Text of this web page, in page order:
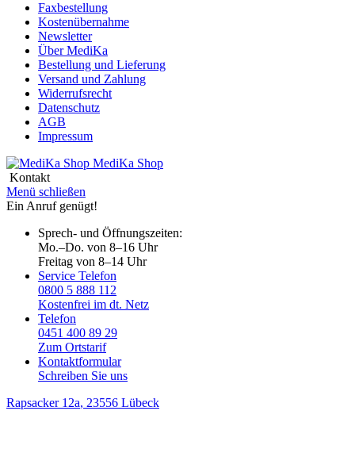
Faxbestellung
Kostenübernahme
Newsletter
Über MediKa
Bestellung und Lieferung
Versand und Zahlung
Widerrufsrecht
Datenschutz
AGB
Impressum
MediKa Shop
Kontakt
Menü schließen
Ein Anruf genügt!
Sprech- und Öffnungszeiten:
Mo.–Do. von 8–16 Uhr
Freitag von 8–14 Uhr
Service Telefon
0800 5 888 112
Kostenfrei im dt. Netz
Telefon
0451 400 89 29
Zum Ortstarif
Kontaktformular
Schreiben Sie uns
Rapsacker 12a, 23556 Lübeck